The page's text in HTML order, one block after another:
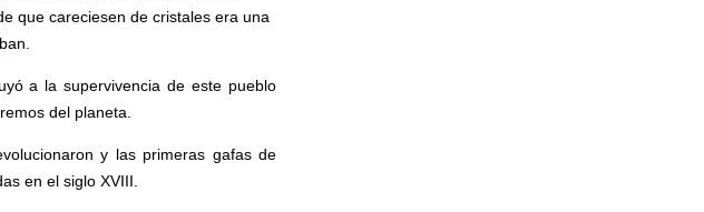
que careciesen de cristales era una
a la supervivencia de este pueblo
del planeta.
y las primeras gafas de
en el siglo XVIII.